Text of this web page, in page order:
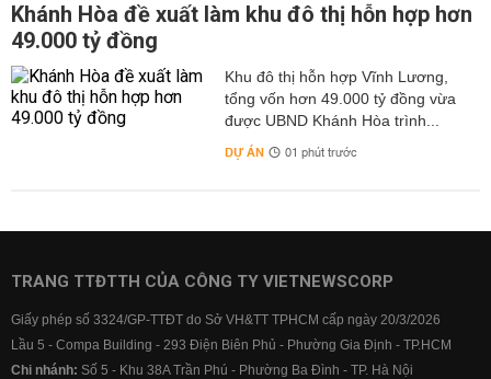
Khánh Hòa đề xuất làm khu đô thị hỗn hợp hơn
49.000 tỷ đồng
Khu đô thị hỗn hợp Vĩnh Lương,
tổng vốn hơn 49.000 tỷ đồng vừa
được UBND Khánh Hòa trình...
DỰ ÁN 01 phút trước
TRANG TTĐTTH CỦA CÔNG TY VIETNEWSCORP
Giấy phép số 3324/GP-TTĐT do Sở VH&TT TPHCM cấp ngày 20/3/2026
Lầu 5 - Compa Building - 293 Điện Biên Phủ - Phường Gia Định - TP.HCM
Chi nhánh: Số 5 - Khu 38A Trần Phú - Phường Ba Đình - TP. Hà Nội